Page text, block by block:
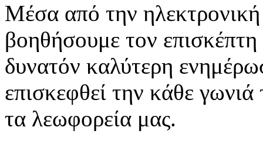
Μέσα από την ηλεκτρονική
βοηθήσουμε τον
δυνατόν καλύτερη
επισκεφθεί την κάθε
τα λεωφορεία μας.